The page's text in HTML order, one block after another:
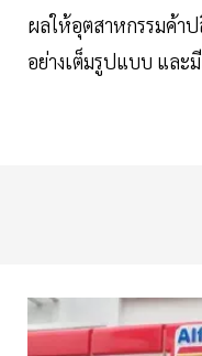
ผลให้อุตสาหกรรมค้า
อย่างเต็มรูปแบบ แล